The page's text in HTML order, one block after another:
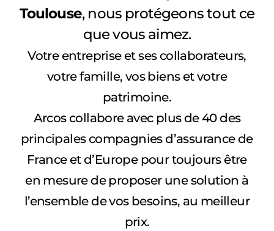
Toulouse, nous protégeons tout ce
que vous aimez.
Votre entreprise et ses collaborateurs,
votre famille, vos biens et votre
patrimoine.
Arcos collabore avec plus de 40 des
principales compagnies d’assurance de
France et d’Europe pour toujours être
en mesure de proposer une solution à
l’ensemble de vos besoins, au meilleur
prix.